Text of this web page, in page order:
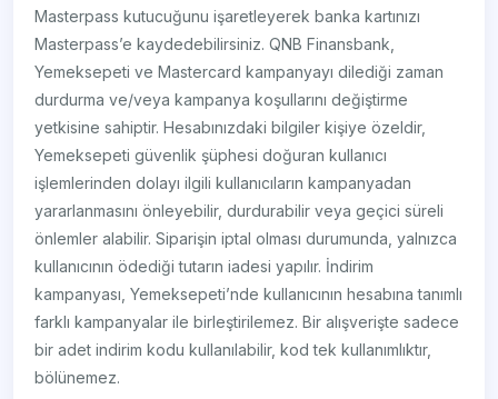
Masterpass kutucuğunu işaretleyerek banka kartınızı
Masterpass’e kaydedebilirsiniz. QNB Finansbank,
Yemeksepeti ve Mastercard kampanyayı dilediği zaman
durdurma ve/veya kampanya koşullarını değiştirme
yetkisine sahiptir. Hesabınızdaki bilgiler kişiye özeldir,
Yemeksepeti güvenlik şüphesi doğuran kullanıcı
işlemlerinden dolayı ilgili kullanıcıların kampanyadan
yararlanmasını önleyebilir, durdurabilir veya geçici süreli
önlemler alabilir. Siparişin iptal olması durumunda, yalnızca
kullanıcının ödediği tutarın iadesi yapılır. İndirim
kampanyası, Yemeksepeti’nde kullanıcının hesabına tanımlı
farklı kampanyalar ile birleştirilemez. Bir alışverişte sadece
bir adet indirim kodu kullanılabilir, kod tek kullanımlıktır,
bölünemez.